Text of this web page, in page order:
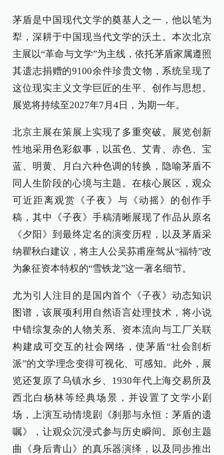
茅盾是中国现代文学的奠基人之一，他以笔为
犁，深耕于中国现当代文学的沃土。本次北京
主展以“革命与文学”为主线，依托茅盾家属遵照
其遗志捐赠的9100余件珍贵文物，系统呈现了
这位现实主义文学巨匠的生平、创作与思想。
展览将持续至2027年7月4日，为期一年。
北京主展在策展上实现了多重突破。展览创新
性地采用色彩叙事，以茧色、艾青、赤色、宝
蓝、明黄、月白六种色调的转换，隐喻茅盾不
同人生阶段的心境与主题。在核心展区，观众
可近距离观赏《子夜》与《动摇》的创作手
稿，其中《子夜》手稿清晰展现了作品从原名
《夕阳》到最终定名的演变历程，以及茅盾采
纳瞿秋白建议，将主人公吴荪甫座驾从“福特”改
为象征资本特权的“雪铁龙”这一著名细节。
尤为引人注目的是国内首个《子夜》动态知识
图谱，该展项利用自然语言处理技术，将小说
中错综复杂的人物关系、资本流向与工厂关联
构建成可交互的社会网络，使茅盾“社会剖析
派”的文学理念变得可视化、可感知。此外，展
览还复原了乌镇水乡、1930年代上海交易所及
西北白杨林等经典场景，并设置了文学小剧
场，上演互动情境剧《刹那与永恒：茅盾的遗
嘱》，让观众沉浸式参与历史瞬间。原创主题
曲《身后青山》的真乐器演绎，以及同步推出